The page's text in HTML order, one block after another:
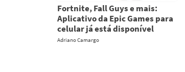
Fortnite, Fall Guys e mais:
Aplicativo da Epic Games para
celular já está disponível
Adriano Camargo